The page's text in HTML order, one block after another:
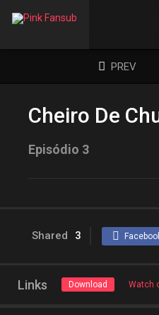
PREV
Cheiro De
Episódio 3
Shared 3
Links Download Watch